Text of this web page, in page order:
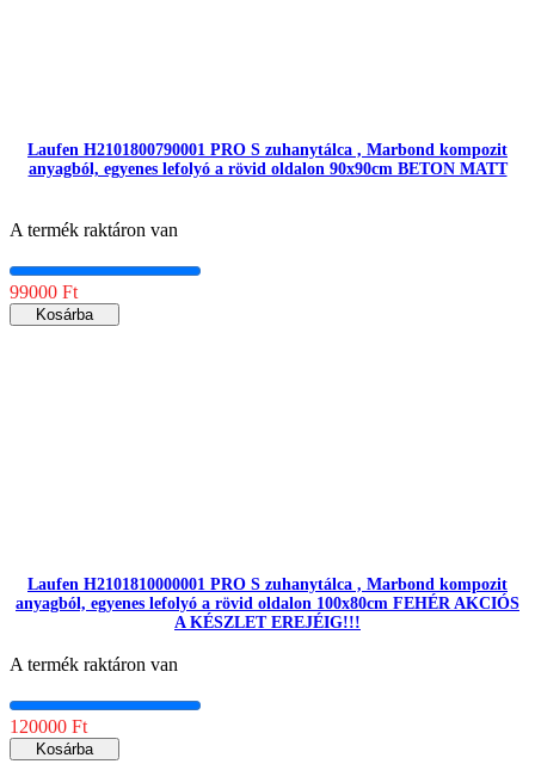
Laufen H2101800790001 PRO S zuhanytálca , Marbond kompozit
anyagból, egyenes lefolyó a rövid oldalon 90x90cm BETON MATT
A termék raktáron van
99000 Ft
Kosárba
Laufen H2101810000001 PRO S zuhanytálca , Marbond kompozit
anyagból, egyenes lefolyó a rövid oldalon 100x80cm FEHÉR AKCIÓS
A KÉSZLET EREJÉIG!!!
A termék raktáron van
120000 Ft
Kosárba